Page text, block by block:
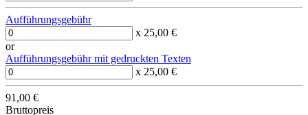
Aufführungsgebühr
x 25,00 €
or
Aufführungsgebühr mit gedruckten Texten
x 25,00 €
91,00 €
Bruttopreis